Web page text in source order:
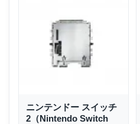
ニンテンドー スイッチ
2（Nintendo Switch